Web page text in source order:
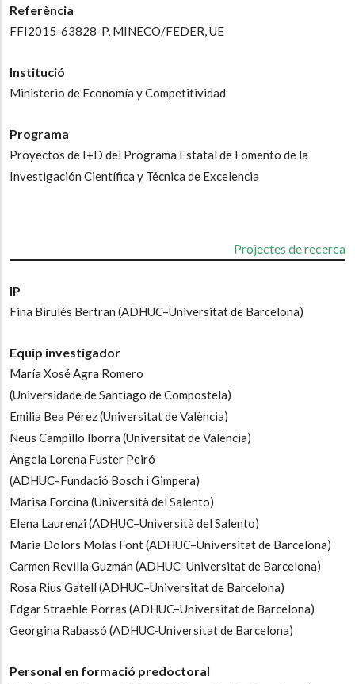
Referència
FFI2015-63828-P, MINECO/FEDER, UE
Institució
Ministerio de Economía y Competitividad
Programa
Proyectos de I+D del Programa Estatal de Fomento de la
Investigación Científica y Técnica de Excelencia
Projectes de recerca
IP
Fina Birulés Bertran (ADHUC–Universitat de Barcelona)
Equip investigador
María Xosé Agra Romero
(Universidade de Santiago de Compostela)
Emilia Bea Pérez(Universitat de València)
Neus Campillo Iborra (Universitat de València)
Àngela Lorena Fuster Peiró
(ADHUC–Fundació Bosch i Gimpera)
Marisa Forcina (Università del Salento)
Elena Laurenzi (ADHUC–Università del Salento)
Maria Dolors Molas Font(ADHUC–Universitat de Barcelona)
Carmen Revilla Guzmán (ADHUC–Universitat de Barcelona)
Rosa Rius Gatell (ADHUC–Universitat de Barcelona)
Edgar Straehle Porras (ADHUC–Universitat de Barcelona)
Georgina Rabassó (ADHUC-Universitat de Barcelona)
Personal en formació predoctoral